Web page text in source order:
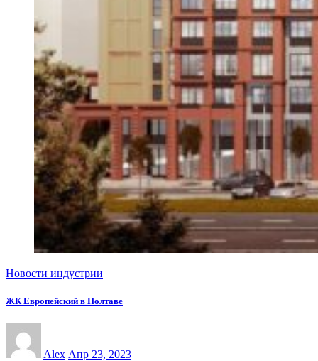
Новости индустрии
ЖК Европейский в Полтаве
Alex Апр 23, 2023